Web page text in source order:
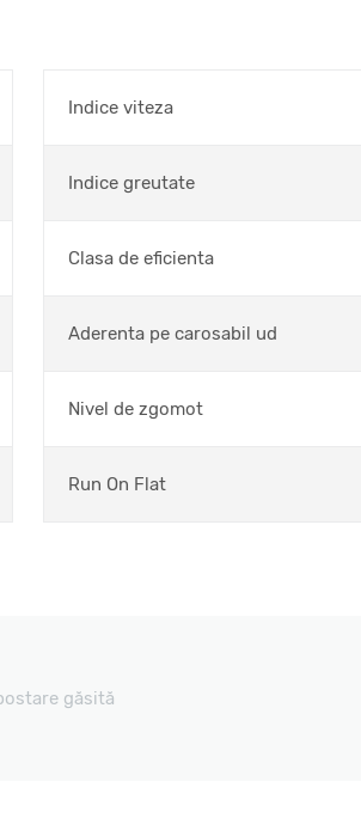
Indice viteza
Indice greutate
Clasa de eficienta
Aderenta pe carosabil ud
Nivel de zgomot
Run On Flat
găsită